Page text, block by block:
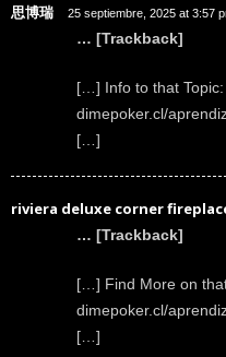
思博瑞 25 septiembre, 2025 at 3:57
… [Trackback]
[…] Info to that Topic:
dimepoker.cl/
[…]
riviera deluxe corner
… [Trackback]
[…] Find More on
dimepoker.cl/
[…]